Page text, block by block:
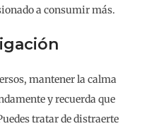
a consumir más.
mantener la calma
y recuerda que
tratar de distraerte